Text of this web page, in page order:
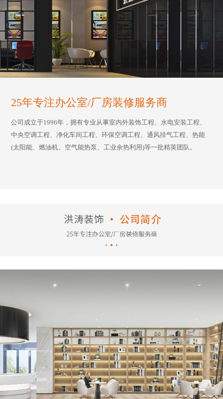
25年专注办公室/厂房装修服务商
公司成立于1996年，拥有专业从事室内外装饰工程、水电安装工程、
中央空调工程、净化车间工程、环保空调工程、通风排气工程、热能
(太阳能、燃油机、空气能热泵、工业余热利用)等一批精英团队。